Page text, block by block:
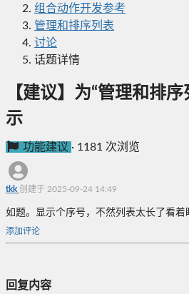
组合动作开发参考
管理和排序列表
讨论
话题详情
【建议】为“管理和排
示
功能建议 · 1181 次浏览
tkk 创建于 2025-09-24 14:49
如题。显示个序号，不然列表太长了看着
添加评论
回复内容